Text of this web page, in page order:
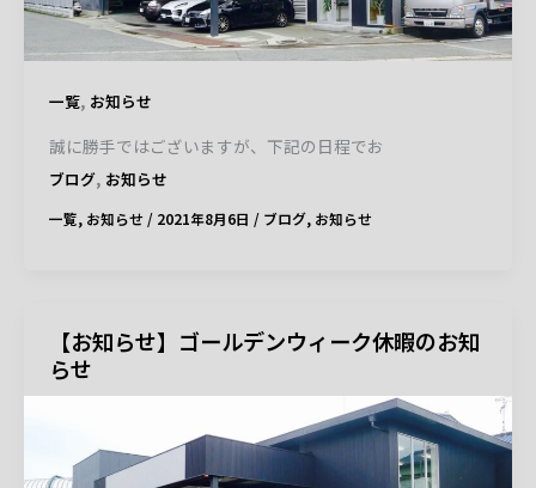
一覧, お知らせ
誠に勝手ではございますが、下記の日程でお
ブログ, お知らせ
一覧, お知らせ / 2021年8月6日 / ブログ, お知らせ
【お知らせ】ゴールデンウィーク休暇のお知
らせ